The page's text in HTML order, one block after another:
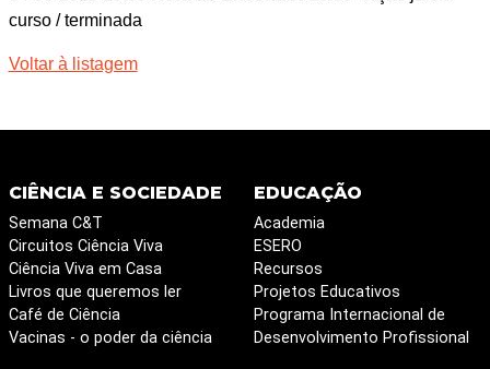
curso / terminada
Voltar à listagem
CIÊNCIA E SOCIEDADE
Semana C&T
Circuitos Ciência Viva
Ciência Viva em Casa
Livros que queremos ler
Café de Ciência
Vacinas - o poder da ciência
EDUCAÇÃO
Academia
ESERO
Recursos
Projetos Educativos
Programa Internacional de
Desenvolvimento Profissional